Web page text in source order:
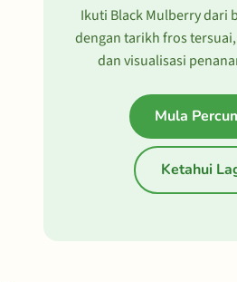
Ikuti Black Mulberry dari
dengan tarikh fros
dan visualisasi
Mula
Ketahui